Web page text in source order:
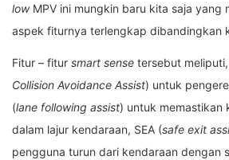
lowMPV ini mungkin baru kita saja yang
aspek fiturnya terlengkap dibandingkan
Fitur – fitur smart sense tersebut
Collision Avoidance Assist) untuk
(lane following assist) untuk memastikan
dalam lajur kendaraan, SEA (safe exit
pengguna turun dari kendaraan dengan